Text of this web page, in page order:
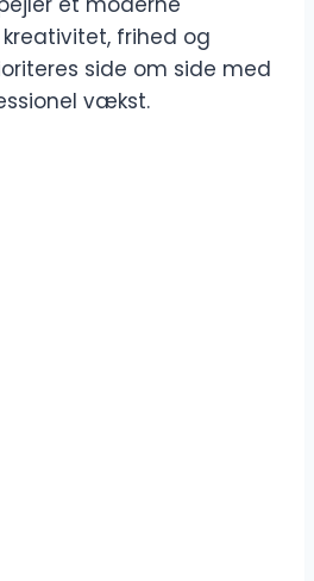
frihed og
side om side med
vækst.